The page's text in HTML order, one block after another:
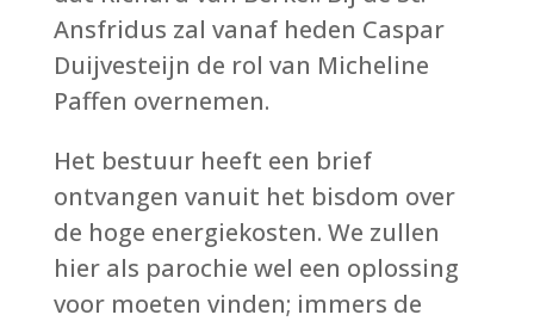
Ansfridus zal vanaf heden Caspar
Duijvesteijn de rol van Micheline
Paffen overnemen.
Het bestuur heeft een brief
ontvangen vanuit het bisdom over
de hoge energiekosten. We zullen
hier als parochie wel een oplossing
voor moeten vinden; immers de